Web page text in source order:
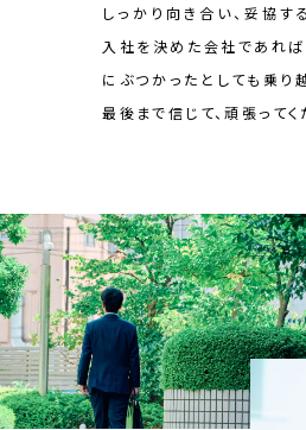
しっかり向き合い、妥協す
入社を決めた会社であれ
にぶつかったとしても乗り
最後まで信じて、頑張ってく